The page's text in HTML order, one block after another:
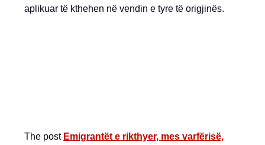
aplikuar të kthehen në vendin e tyre të origjinës.
The post Emigrantët e rikthyer, mes varfërisë,